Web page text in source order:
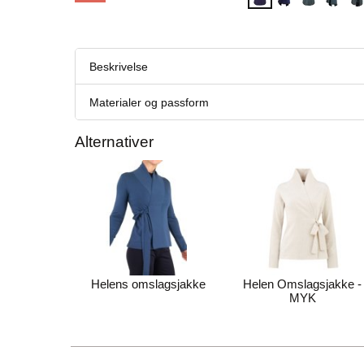
Beskrivelse
Materialer og passform
Alternativer
Helens omslagsjakke
Helen Omslagsjakke -
MYK